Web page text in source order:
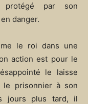
protégé par son
danger.
le roi dans une
action est pour le
le laisse
prisonnier à son
jours plus tard, il